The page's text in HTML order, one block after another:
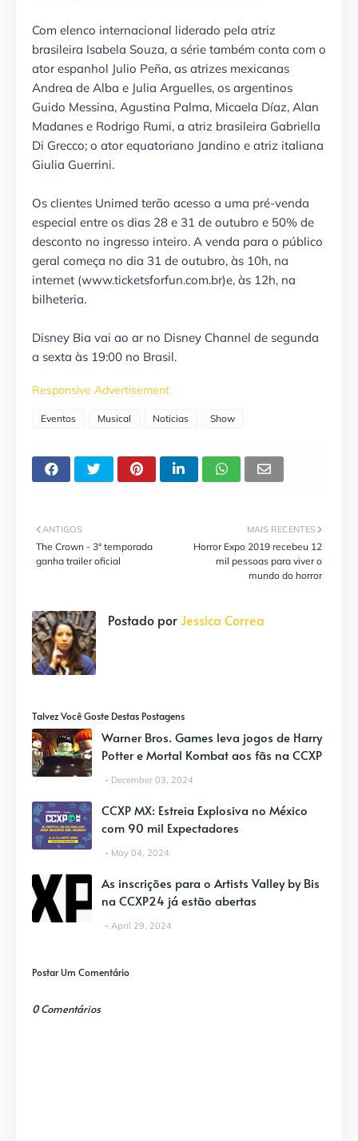
Com elenco internacional liderado pela atriz
brasileira Isabela Souza, a série também conta com o
ator espanhol Julio Peña, as atrizes mexicanas
Andrea de Alba e Julia Arguelles, os argentinos
Guido Messina, Agustina Palma, Micaela Díaz, Alan
Madanes e Rodrigo Rumi, a atriz brasileira Gabriella
Di Grecco; o ator equatoriano Jandino e atriz italiana
Giulia Guerrini.
Os clientes Unimed terão acesso a uma pré-venda
especial entre os dias 28 e 31 de outubro e 50% de
desconto no ingresso inteiro. A venda para o público
geral começa no dia 31 de outubro, às 10h, na
internet (www.ticketsforfun.com.br)e, às 12h, na
bilheteria.
Disney Bia vai ao ar no Disney Channel de segunda
a sexta às 19:00 no Brasil.
Responsive Advertisement
Eventos Musical Noticias Show
MAIS RECENTES
Horror Expo 2019 recebeu 12
mil pessoas para viver o
mundo do horror
ANTIGOS
The Crown - 3ª temporada
ganha trailer oficial
Postado porJessica Correa
Talvez Você Goste Destas Postagens
Warner Bros. Games leva jogos de Harry
Potter e Mortal Kombat aos fãs na CCXP
December 03, 2024
CCXP MX: Estreia Explosiva no México
com 90 mil Expectadores
May 04, 2024
As inscrições para o Artists Valley by Bis
na CCXP24 já estão abertas
April 29, 2024
Postar Um Comentário
0 Comentários